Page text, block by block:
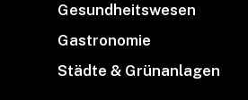
Gesundheitswesen
Gastronomie
Städte & Grünanlagen